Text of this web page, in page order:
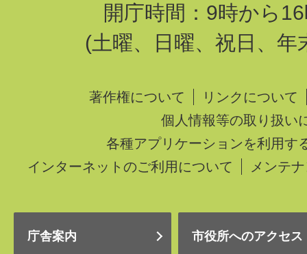
開庁時間：9時から
(土曜、日曜、祝日、年
著作権について
リンクについて
個人情報等の取り扱い
各種アプリケーションを利用す
インターネットのご利用について
メンテ
庁舎案内 市役所へのアクセス